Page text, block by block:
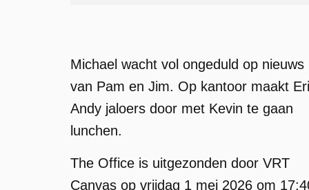
Michael wacht vol ongeduld op nieuws
van Pam en Jim. Op kantoor maakt
Andy jaloers door met Kevin te gaan
lunchen.
The Office is uitgezonden door VRT
Canvas op vrijdag 1 mei 2026 om